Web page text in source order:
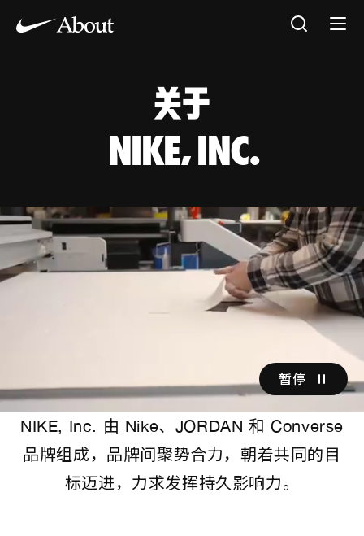
关于
NIKE, INC.
暂停
NIKE, Inc. 由 Nike、JORDAN 和 Converse
品牌组成，品牌间聚势合力，朝着共同的目
标迈进，力求发挥持久影响力。